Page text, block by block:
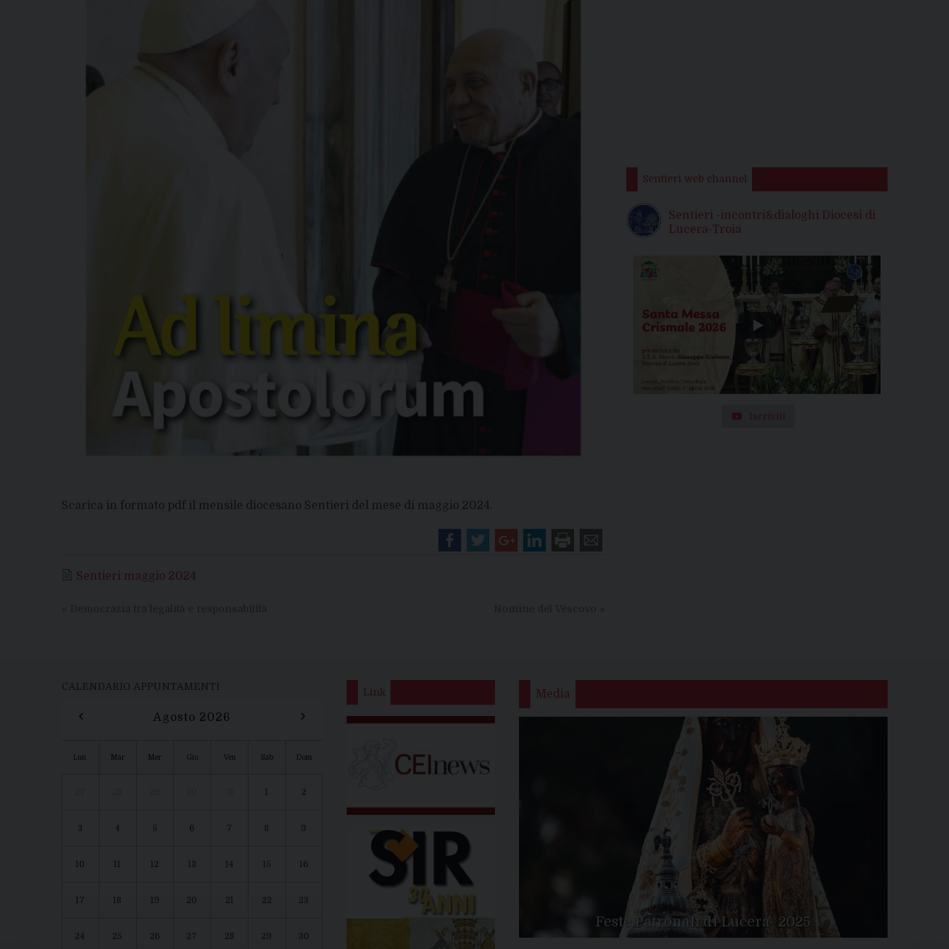
Scarica in formato pdf il mensile diocesano Sentieri del mese di maggio 2024.
Sentieri maggio 2024
Sentieri web channel
Sentieri -incontri&dialoghi Diocesi di
Lucera-Troia
Iscriviti
CALENDARIO APPUNTAMENTI
‹ Agosto 2026 ›
Lun Mar Mer Gio Ven Sab Dom
1 2
3 4 5 6 7 8 9
10 11 12 13 14 15 16
17 18 19 20 21 22 23
24 25 26 27 28 29 30
Link Media
Feste Patronali di Lucera- 2025